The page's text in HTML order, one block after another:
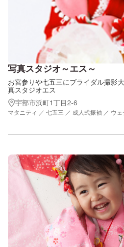
写真スタジオ～エス～
お宮参りや七五三にブライダル撮影
真スタジオエス
宇部市浜町1丁目2-6
マタニティ ／ 七五三 ／ 成人式振袖 ／ ウ